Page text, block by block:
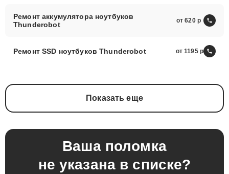
Ремонт аккумулятора ноутбуков
Thunderobot
от 620
Ремонт SSD ноутбуков Thunderobot от 1195
Показать еще
Ваша поломка
не указана в списке?